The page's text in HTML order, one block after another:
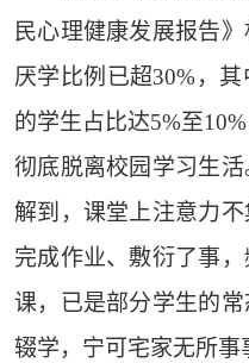
民心理健康发展报告
厌学比例已超30%，
的学生占比达5%至
彻底脱离校园学习生
解到，课堂上注意力
完成作业、敷衍了事
课，已是部分学生的
辍学，宁可宅家无所事